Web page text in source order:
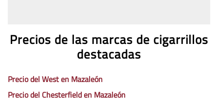
Precios de las marcas de cigarrillos
destacadas
Precio del West en Mazaleón
Precio del Chesterfield en Mazaleón